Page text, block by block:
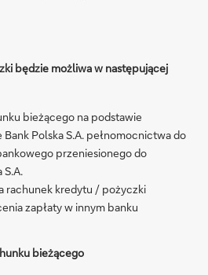
będzie możliwa w następującej
bieżącego na podstawie
Polska S.A. pełnomocnictwa do
przeniesionego do
S.A.
rachunek kredytu / pożyczki
zapłaty w innym banku
bieżącego